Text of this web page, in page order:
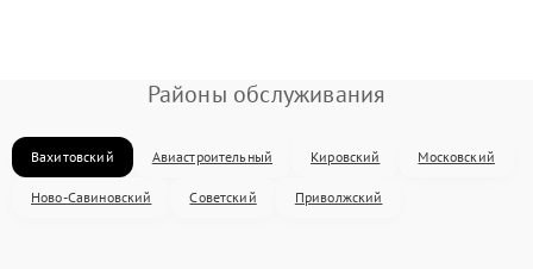
Районы обслуживания
Вахитовский Авиастроительный Кировский Московский
Ново-Савиновский Советский Приволжский